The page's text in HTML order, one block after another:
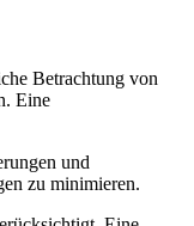
Betrachtung von
Eine
und
zu minimieren.